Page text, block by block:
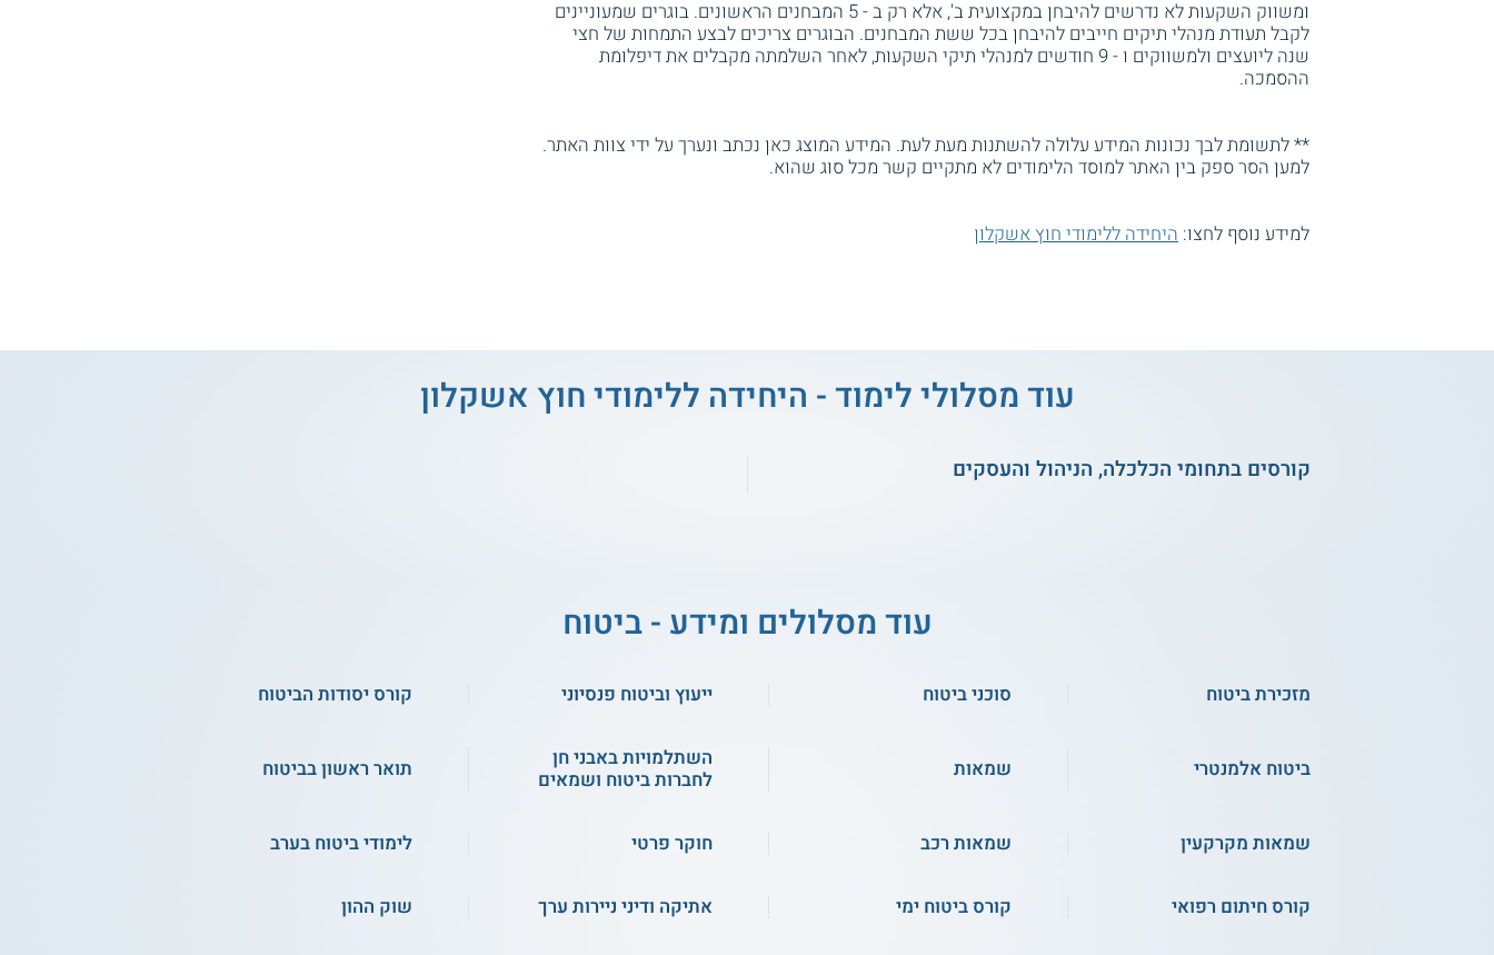
ומשווק השקעות לא נדרשים להיבחן במקצועית ב', אלא רק ב - 5 המבחנים הראשונים. בוגרים שמעוניינים
לקבל תעודת מנהלי תיקים חייבים להיבחן בכל ששת המבחנים. הבוגרים צריכים לבצע התמחות של חצי
שנה ליועצים ולמשווקים ו - 9 חודשים למנהלי תיקי השקעות, לאחר השלמתה מקבלים את דיפלומת
ההסמכה.
** לתשומת לבך נכונות המידע עלולה להשתנות מעת לעת. המידע המוצג כאן נכתב ונערך על ידי צוות האתר.
למען הסר ספק בין האתר למוסד הלימודים לא מתקיים קשר מכל סוג שהוא.
למידע נוסף לחצו: היחידה ללימודי חוץ אשקלון
עוד מסלולי לימוד - היחידה ללימודי חוץ אשקלון
קורסים בתחומי הכלכלה, הניהול והעסקים
עוד מסלולים ומידע - ביטוח
מזכירת ביטוח סוכני ביטוח ייעוץ וביטוח פנסיוני קורס יסודות הביטוח
ביטוח אלמנטרי שמאות
השתלמויות באבני חן
לחברות ביטוח ושמאים
תואר ראשון בביטוח
שמאות מקרקעין שמאות רכב חוקר פרטי לימודי ביטוח בערב
קורס חיתום רפואי קורס ביטוח ימי אתיקה ודיני ניירות ערך שוק ההון